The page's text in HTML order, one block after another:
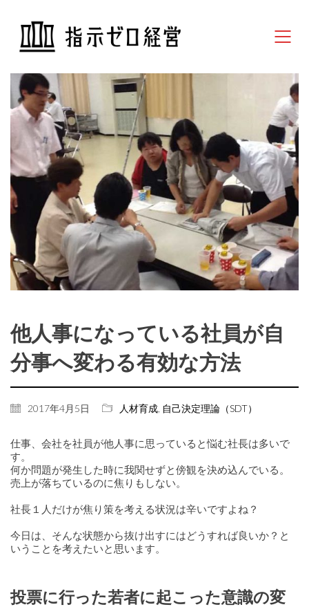
他人事になっている社員が自
分事へ変わる有効な方法
2017年4月5日 人材育成 自己決定理論（SDT）
仕事、会社を社員が他人事に思っていると悩む社長は多いで
す。
何か問題が発生した時に我関せずと傍観を決め込んでいる。
売上が落ちているのに焦りもしない。
社長１人だけが焦り策を考える状況は辛いですよね？
今日は、そんな状態から抜け出すにはどうすれば良いか？と
いうことを考えたいと思います。
投票に行った若者に起こった意識の変